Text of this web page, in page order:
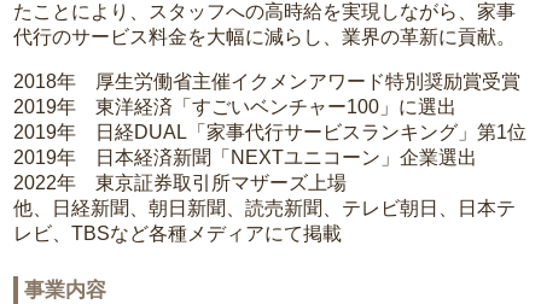
たことにより、スタッフへの高時給を実現しながら、家事
代行のサービス料金を大幅に減らし、業界の革新に貢献。
2018年 厚生労働省主催イクメンアワード特別奨励賞受賞
2019年 東洋経済「すごいベンチャー100」に選出
2019年 日経DUAL「家事代行サービスランキング」第1位
2019年 日本経済新聞「NEXTユニコーン」企業選出
2022年 東京証券取引所マザーズ上場
他、日経新聞、朝日新聞、読売新聞、テレビ朝日、日本テ
レビ、TBSなど各種メディアにて掲載
事業内容